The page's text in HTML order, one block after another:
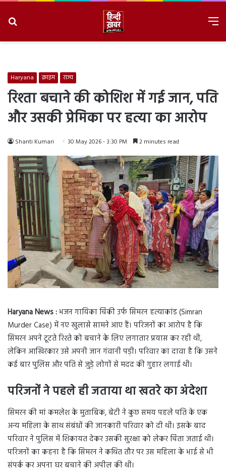
Haryana क्राइम राज्य
रिश्ता बचाने की कोशिश में गई जान, पति
और उसकी प्रेमिका पर हत्या का आरोप
Shanti Kumari 30 May 2026 - 3:30 PM 2 minutes read
Haryana News :भजन गायिका चिंकी उर्फ सिमरन हत्याकांड (Simran
Murder Case) में नए खुलासे सामने आए हैं। परिजनों का आरोप है कि
सिमरन अपने टूटते रिश्ते को बचाने के लिए लगातार प्रयास कर रही थी,
लेकिन आखिरकार उसे अपनी जान गंवानी पड़ी। परिवार का दावा है कि उसने
कई बार पुलिस और पति से जुड़े लोगों से मदद की गुहार लगाई थी।
परिजनों ने पहले ही जताया था खतरे का अंदेशा
सिमरन की मां कमलेश के मुताबिक, बेटी ने कुछ समय पहले पति के एक
अन्य महिला के साथ संबंधों की जानकारी परिवार को दी थी। इसके बाद
परिवार ने पुलिस में शिकायत देकर उसकी सुरक्षा को लेकर चिंता जताई थी।
परिजनों का कहना है कि सिमरन ने कथित तौर पर उस महिला के भाई से भी
संपर्क कर अपना घर बचाने की अपील की थी।